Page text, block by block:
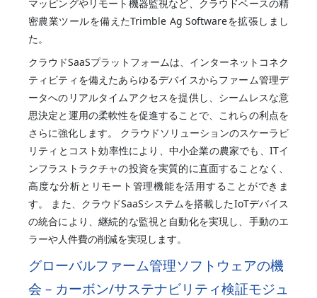
マッピングやリモート機器監視など、クラウドベースの精
密農業ツールを備えたTrimble Ag Softwareを拡張しまし
た。
クラウドSaaSプラットフォームは、インターネットコネク
ティビティを備えたあらゆるデバイスからファーム管理デ
ータへのリアルタイムアクセスを提供し、シームレスな意
思決定と運用の柔軟性を促進することで、これらの利点を
さらに強化します。 クラウドソリューションのスケーラビ
リティとコスト効率性により、中小企業の農家でも、ITイ
ンフラストラクチャの投資を実質的に直面することなく、
高度な分析とリモート管理機能を活用することができま
す。 また、クラウドSaaSシステムを搭載したIoTデバイス
の統合により、継続的な監視と自動化を実現し、手動のエ
ラーや人件費の削減を実現します。
グローバルファーム管理ソフトウェアの機
会 – カーボン/サステナビリティ検証モジュ